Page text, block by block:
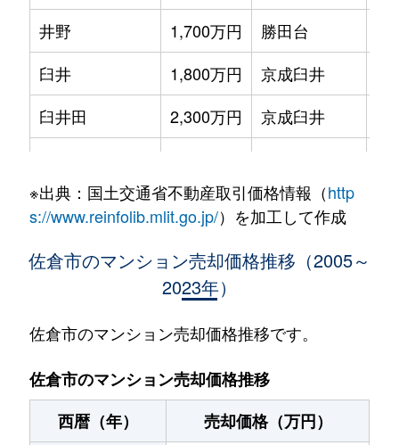
井野
1,700万円 勝田台
臼井
1,800万円 京成臼井
臼井田
2,300万円 京成臼井
大蛇町
990万円 京成佐倉
2,400万円
鏑木町
2,700万円 京成佐倉
上志津
650万円 志津
上志津
1,700万円 志津
※出典：国土交通省不動産取引価格情報（http
s://www.reinfolib.mlit.go.jp/）を加工して作成
佐倉市のマンション売却価格推移（2005～
2023年）
佐倉市のマンション売却価格推移です。
佐倉市のマンション売却価格推移
西暦（年）
売却価格（万円）